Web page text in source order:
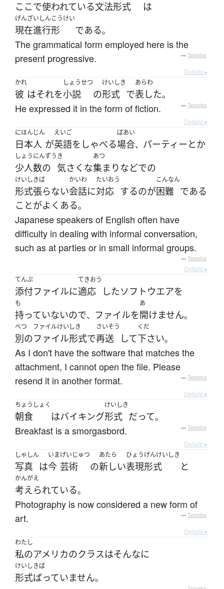
ここで使われている文法形式 は
げんざいしんこうけい
現在進行形 である。
The grammatical form employed here is the
present progressive.
— Tatoeba
Details ▸
かれ
彼 はそれを
しょうせつ
小説 の
けいしき
形式 で
あらわ
表した。
He expressed it in the form of fiction. — Tatoeba
Details ▸
にほんじん
日本人 が
えいご
英語を しゃべる
ばあい
場合、 パーティーとか
しょうにんずう
少人数の
き
気さくな
あつ
集まりなどでの
けいしきば
形式張らない
かいわ
会話に
たいおう
対応 するのが
こんなん
困難 である
ことがよくある。
Japanese speakers of English often have
difficulty in dealing with informal conversation,
such as at parties or in small informal groups.
— Tatoeba
Details ▸
てんぷ
添付ファイルに
てきおう
適応 したソフトウエアを
も
持っていないので、 ファイルを
あ
開けません。
べつ
別の
ファイルけいしき
ファイル形式で
さいそう
再送 して
くだ
下さい。
As I don't have the software that matches the
attachment, I cannot open the file. Please
resend it in another format.
— Tatoeba
Details ▸
ちょうしょく
朝食 はバイキング
けいしき
形式 だって。
Breakfast is a smorgasbord. — Tatoeba
Details ▸
しゃしん
写真 は
いま
今
げいじゅつ
芸術 の
あたら
新しい
ひょうげんけいしき
表現形式 と
かんがえ
考えられている。
Photography is now considered a new form of
art.
— Tatoeba
Details ▸
わたし
私のアメリカのクラスはそんなに
けいしきば
形式ばっていません。